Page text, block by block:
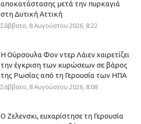
αποκατάστασης μετά την πυρκαγιά
στη Δυτική Αττική
Σάββατο, 8 Αυγούστου 2026, 8:22
Η Ούρσουλα Φον ντερ Λάιεν χαιρετίζει
την έγκριση των κυρώσεων σε βάρος
της Ρωσίας από τη Γερουσία των ΗΠΑ
Σάββατο, 8 Αυγούστου 2026, 8:08
Ο Ζελενσκι, ευχαρίστησε τη Γερουσία